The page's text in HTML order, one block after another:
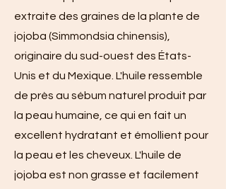
extraite des graines de la plante de
jojoba (Simmondsia chinensis),
originaire du sud-ouest des États-
Unis et du Mexique. L'huile ressemble
de près au sébum naturel produit par
la peau humaine, ce qui en fait un
excellent hydratant et émollient pour
la peau et les cheveux. L'huile de
jojoba est non grasse et facilement